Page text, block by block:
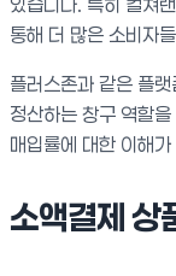
통해 더 많은 소비자
플러스존과 같은 플
정산하는 창구 역할
매입률에 대한 이해
소액결제 상